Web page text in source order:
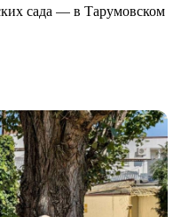
сада — в Тарумовском